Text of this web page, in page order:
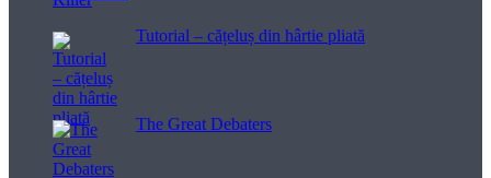
Tutorial – cățeluș din hârtie pliată
The Great Debaters